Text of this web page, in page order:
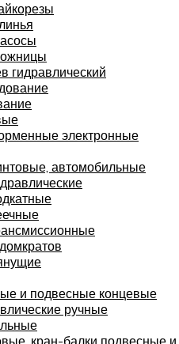
гидравлический
электронные
автомобильные
и подвесные концевые
ручные
кран-балки подвесные